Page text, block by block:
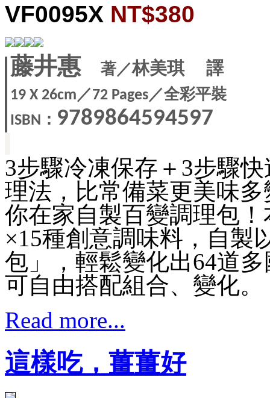
VF0095X NT$380
藤井惠 著／林美琪 譯
19 X 26cm／72 Pages／全彩平裝
ISBN ： 9789864594597
3步驟冷凍保存＋3步驟
理法，比常備菜更美味
你在家自製百變調理包
×15種創意調味料，自製
包」，輕鬆變化出64道
可自由搭配組合、變化。
Read more...
這樣吃，薑薑好